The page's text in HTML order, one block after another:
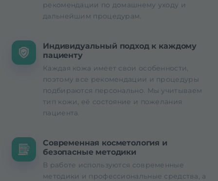
рекомендации по домашнему уходу и
дальнейшим процедурам.
Индивидуальный подход к каждому
пациенту
Каждая кожа имеет свои особенности,
поэтому все рекомендации и процедуры
подбираются персонально. Мы учитываем
тип кожи, её состояние и пожелания
пациента.
Современная косметология и
безопасные методики
В работе используются современные
методики и профессиональные средства, а